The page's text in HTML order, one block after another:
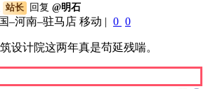
站长 回复 @明石
–河南–驻马店 移动 0 0
设计院这两年真是苟延残喘。